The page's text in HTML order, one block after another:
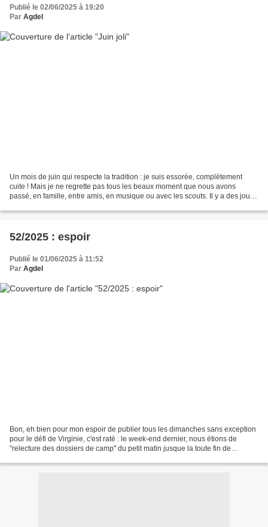
Publié le 02/06/2025 à 19:20
Par Agdel
Un mois de juin qui respecte la tradition : je suis essorée, complètement
cuite ! Mais je ne regrette pas tous les beaux moment que nous avons
passé, en famille, entre amis, en musique ou avec les scouts. Il y a des jours
52/2025 : espoir
Publié le 01/06/2025 à 11:52
Par Agdel
Bon, eh bien pour mon espoir de publier tous les dimanches sans exception
pour le défi de Virginie, c'est raté : le week-end dernier, nous étions de
"relecture des dossiers de camp" du petit matin jusque la toute fin de